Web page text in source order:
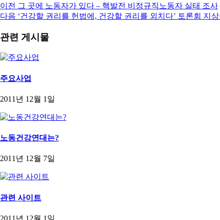
이전 그 곳에 노동자가 있다 – 핵발전 비정규직노동자 실태 조사
다음 ‘건강할 권리를 헌법에, 건강할 권리를 외치다’ 토론회 지
관련 게시물
주요사업
2011년 12월 1일
노동건강연대는?
2011년 12월 7일
관련 사이트
2011년 12월 1일